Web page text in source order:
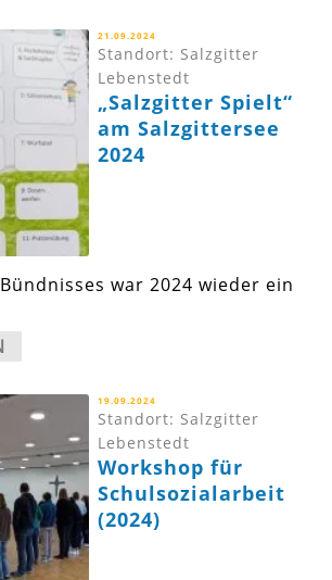
21.09.2024
Standort: Salzgitter
Lebenstedt
„Salzgitter Spielt“
am Salzgittersee
2024
war 2024 wieder ein
19.09.2024
Standort: Salzgitter
Lebenstedt
Workshop für
Schulsozialarbeit
(2024)